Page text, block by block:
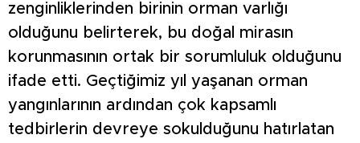
zenginliklerinden birinin orman varlığı
olduğunu belirterek, bu doğal mirasın
korunmasının ortak bir sorumluluk olduğunu
ifade etti. Geçtiğimiz yıl yaşanan orman
yangınlarının ardından çok kapsamlı
tedbirlerin devreye sokulduğunu hatırlatan